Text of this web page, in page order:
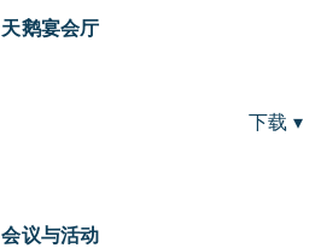
天鹅宴会厅
下载 ▾
会议与活动